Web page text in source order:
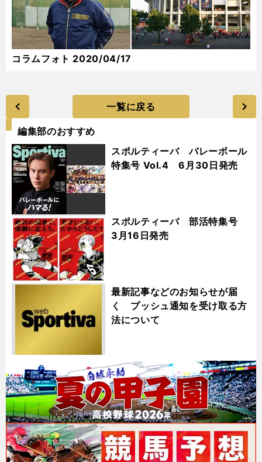
コラムフォト 2020/04/17
一覧に戻る
編集部のおすすめ
スポルティーバ バレーボール
特集号 Vol.4 6月30日発売
スポルティーバ 部活特集号
3月16日発売
最新記事などのお知らせが届
く プッシュ通知を受け取る方
法について